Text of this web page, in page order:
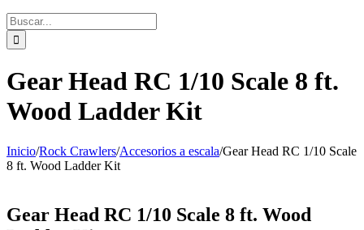
Buscar:
Gear Head RC 1/10 Scale 8 ft.
Wood Ladder Kit
Inicio/Rock Crawlers/Accesorios a escala/Gear Head RC 1/10 Scale
8 ft. Wood Ladder Kit
Gear Head RC 1/10 Scale 8 ft. Wood